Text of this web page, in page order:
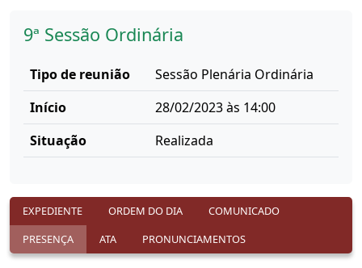
9ª Sessão Ordinária
Tipo de reunião
Sessão Plenária Ordinária
Início
28/02/2023 às 14:00
Situação
Realizada
EXPEDIENTE ORDEM DO DIA
COMUNICADO
PRESENÇA
ATA PRONUNCIAMENTOS